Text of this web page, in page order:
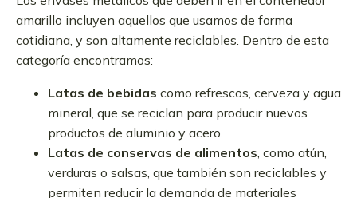
amarillo incluyen aquellos que usamos de forma
cotidiana, y son altamente reciclables. Dentro de esta
categoría encontramos:
Latas de bebidas como refrescos, cerveza y agua
mineral, que se reciclan para producir nuevos
productos de aluminio y acero.
Latas de conservas de alimentos, como atún,
verduras o salsas, que también son reciclables y
permiten reducir la demanda de materiales